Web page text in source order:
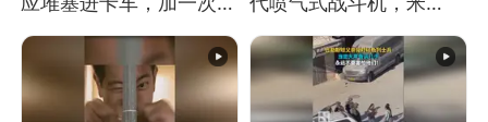
料能跑几十年
格-15